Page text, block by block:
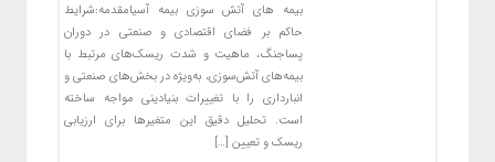
بیمه های آتش سوزی بیمه آسیامقدمه:شرایط
حاکم بر فضای اقتصادی و صنعتی در دوران
پساجنگ، ماهیت و شدت ریسک‌های مرتبط با
بیمه‌های آتش‌سوزی، به‌ویژه در بخش‌های صنعتی و
انبارداری را با تغییرات بنیادینی مواجه ساخته
است. تحلیل دقیق این متغیرها برای ارزیابی
ریسک و تعیین […]